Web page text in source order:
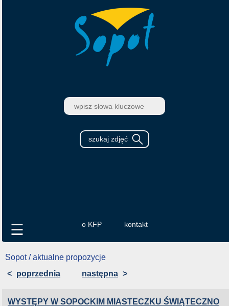
o KFP kontakt
☰
Sopot / aktualne propozycje
< poprzednia następna >
WYSTĘPY W SOPOCKIM MIASTECZKU ŚWIĄTECZNO